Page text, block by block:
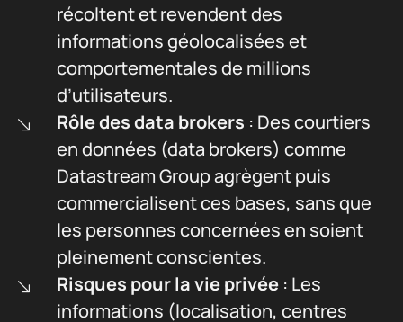
récoltent et revendent des
informations géolocalisées et
comportementales de millions
d’utilisateurs.
Rôle des data brokers : Des courtiers
en données (data brokers) comme
Datastream Group agrègent puis
commercialisent ces bases, sans que
les personnes concernées en soient
pleinement conscientes.
Risques pour la vie privée: Les
informations (localisation, centres